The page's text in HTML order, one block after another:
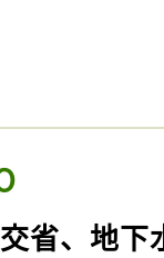
省、地下